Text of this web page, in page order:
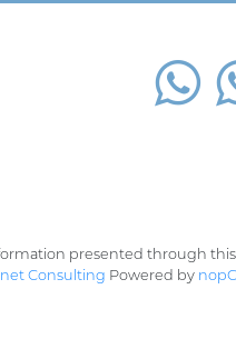
presented through this
Consulting Powered by